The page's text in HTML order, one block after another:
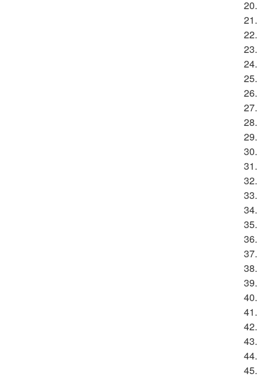
20.
21.
22.
23.
24.
25.
26.
27.
28.
29.
30.
31.
32.
33.
34.
35.
36.
37.
38.
39.
40.
41.
42.
43.
44.
45.